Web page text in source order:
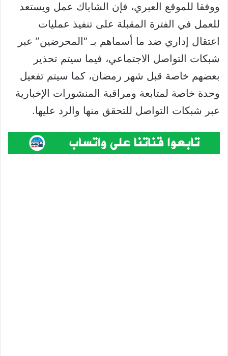
ووفقا للموقع العبري، فإن الشاباك عمل ويستعد
للعمل في الفترة المقبلة على تنفيذ عمليات
اعتقال إداري ضد ما أسماهم بـ “المحرضين” عبر
شبكات التواصل الاجتماعي، فيما سيتم تحذير
بعضهم خاصة قبل شهر رمضان، كما سيتم تفعيل
وحدة خاصة لمتابعة ومراقبة المنشورات الإخبارية
عبر شبكات التواصل للتحقق منها والرد عليها.